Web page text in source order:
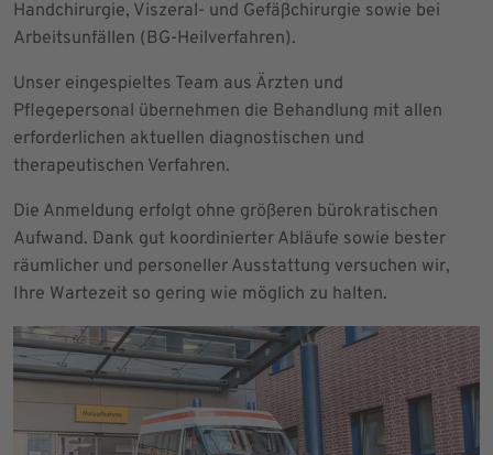
Handchirurgie, Viszeral- und Gefäßchirurgie sowie bei
Arbeitsunfällen (BG-Heilverfahren).
Unser eingespieltes Team aus Ärzten und
Pflegepersonal übernehmen die Behandlung mit allen
erforderlichen aktuellen diagnostischen und
therapeutischen Verfahren.
Die Anmeldung erfolgt ohne größeren bürokratischen
Aufwand. Dank gut koordinierter Abläufe sowie bester
räumlicher und personeller Ausstattung versuchen wir,
Ihre Wartezeit so gering wie möglich zu halten.